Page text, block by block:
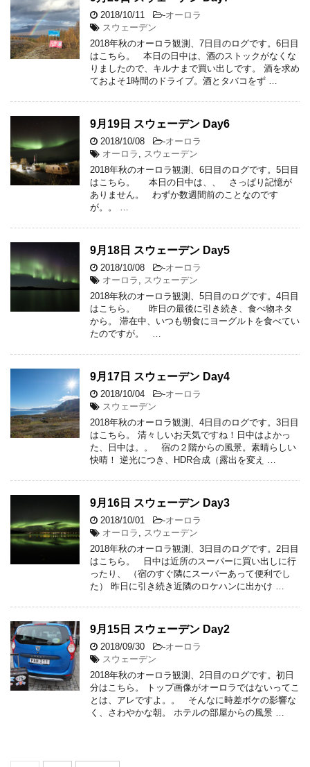
2018/10/11 -オーロラ
スウェーデン
2018年秋のオーロラ観測、7日目のログです。6日目
はこちら。 本日の日中は、酒のストックがなくな
りましたので、キルナまで買い出しです。 酒を求め
ておよそ1時間のドライブ。酒とタバコをず …
9月19日 スウェーデン Day6
2018/10/08 -オーロラ
オーロラ
スウェーデン
2018年秋のオーロラ観測、6日目のログです。5日目
はこちら。 本日の日中は、、 さっぱり記憶が
ありません。 わずか数週間前のことなのです
が。。 …
9月18日 スウェーデン Day5
2018/10/08 -オーロラ
オーロラ
スウェーデン
2018年秋のオーロラ観測、5日目のログです。4日目
はこちら。 昨日の最後に引き続き、食べ物ネタ
から。 滞在中、いつも朝食にヨーグルトを食べてい
たのですが。 …
9月17日 スウェーデン Day4
2018/10/04 -オーロラ
スウェーデン
2018年秋のオーロラ観測、4日目のログです。3日目
はこちら。 清々しいお天気ですね！日中はよかっ
た、日中は。。 宿の２階からの風景。素晴らしい
快晴！ 逆光につき、HDR合成（露出を変え …
9月16日 スウェーデン Day3
2018/10/01 -オーロラ
オーロラ
スウェーデン
2018年秋のオーロラ観測、3日目のログです。2日目
はこちら。 日中は近所のスーパーに買い出しに行
ったり、 （宿のすぐ隣にスーパーあって便利でし
た） 昨日に引き続き近隣のロケハンに出かけ …
9月15日 スウェーデン Day2
2018/09/30 -オーロラ
スウェーデン
2018年秋のオーロラ観測、2日目のログです。初日
分はこちら。 トップ画像がオーロラではないってこ
とは、アレですよ。。 そんなに時差ボケの影響な
く、さわやかな朝。 ホテルの部屋からの風景 …